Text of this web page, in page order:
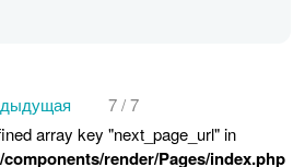
7 / 7
array key "next_page_url" in
render/Pages/index.php